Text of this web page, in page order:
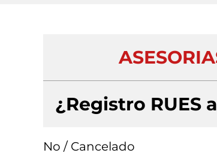
¿Registro RUES
No / Cancelado